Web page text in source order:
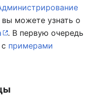
можете узнать о
. В первую очередь
примерами